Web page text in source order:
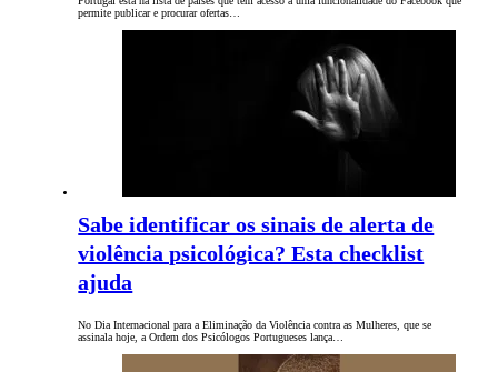
permite publicar e procurar ofertas…
Sabe identificar os sinais de alerta de
violência psicológica? Esta checklist
ajuda
No Dia Internacional para a Eliminação da Violência contra as Mulheres, que se
assinala hoje, a Ordem dos Psicólogos Portugueses lança…